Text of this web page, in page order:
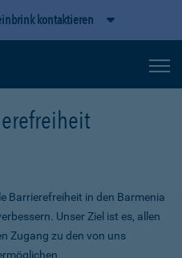
kontaktieren
Barrierefreiheit in den Barmenia
Unser Ziel ist es, allen
Zugang zu den von uns